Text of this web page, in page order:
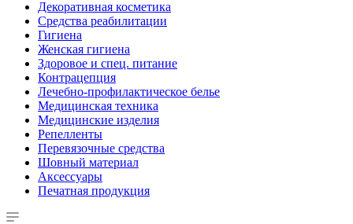
Декоративная косметика
Средства реабилитации
Гигиена
Женская гигиена
Здоровое и спец. питание
Контрацепция
Лечебно-профилактическое белье
Медицинская техника
Медицинские изделия
Репелленты
Перевязочные средства
Шовный материал
Аксессуары
Печатная продукция